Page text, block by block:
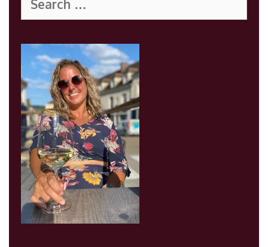
for: